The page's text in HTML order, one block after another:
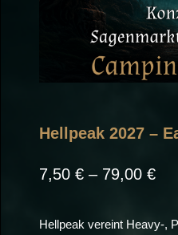
Hellpeak 2027 –
7,50 € – 79,00 €
bis
Hellpeak vereint Heavy-,